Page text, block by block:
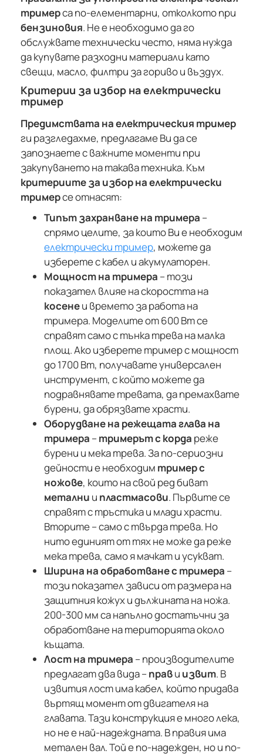
тримерса по-елементарни, отколкото при
бензиновия. Не е необходимо да го
обслужвате технически често, няма нужда
да купувате разходни материали като
свещи, масло, филтри за гориво и въздух.
Критерии за избор на електрически
тример
Предимствата на електрическия тример
ги разгледахме, предлагаме Ви да се
запознаете с важните моменти при
закупуването на такава техника. Към
критериите за избор на електрически
тримерсе отнасят:
Типът захранване на тримера –
спрямо целите, за които Ви е необходим
електрически тример, можете да
изберете с кабел и акумулаторен.
Мощност на тримера – този
показател влияе на скоростта на
косенеи времето за работа на
тримера. Моделите от 600 Вт се
справят само с тънка трева на малка
площ. Ако изберете тример с мощност
до 1700 Вт, получавате универсален
инструмент, с който можете да
подравнявате тревата, да премахвате
бурени, да обрязвате храсти.
Оборудване на режещата глава на
тримера –тримерът с корда реже
бурени и мека трева. За по-сериозни
дейности е необходим тример с
ножове, които на свой ред биват
метални и пластмасови. Първите се
справят с тръстика и млади храсти.
Вторите – само с твърда трева. Но
нито единият от тях не може да реже
мека трева, само я мачкат и усукват.
Ширина на обработване с тримера –
този показател зависи от размера на
защитния кожух и дължината на ножа.
200-300 мм са напълно достатъчни за
обработване на територията около
къщата.
Лост на тримера – производителите
предлагат два вида –прави извит. В
извития лост има кабел, който придава
въртящ момент от двигателя на
главата. Тази конструкция е много лека,
но не е най-надеждната. В правия има
метален вал. Той е по-надежден, но и по-